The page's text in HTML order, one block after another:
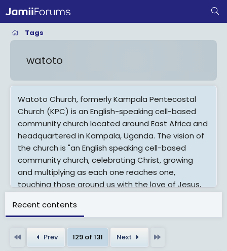
Tags
watoto
Watoto Church, formerly Kampala Pentecostal
Church (KPC) is an English-speaking cell-based
community church located around East Africa and
headquartered in Kampala, Uganda. The vision of
the church is "an English speaking cell-based
community church, celebrating Christ, growing
and multiplying as each one reaches one,
touching those around us with the love of Jesus,
Watoto means "the children" in Swahili.
View More On Wikipedia.org
Recent contents
Prev 129 of 131 Next